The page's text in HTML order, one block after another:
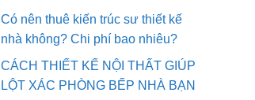
Có nên thuê kiến trúc sư thiết kế
nhà không? Chi phí bao nhiêu?
CÁCH THIẾT KẾ NỘI THẤT GIÚP
LỘT XÁC PHÒNG BẾP NHÀ BẠN